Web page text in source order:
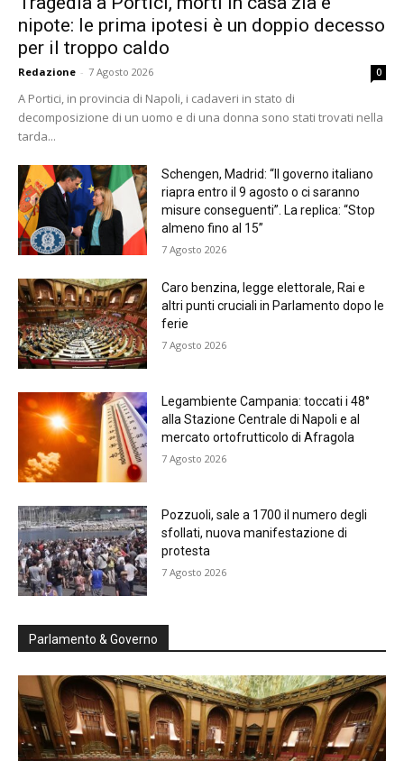
nipote: le prima ipotesi è un doppio decesso
per il troppo caldo
Redazione - 7 Agosto 2026 0
A Portici, in provincia di Napoli, i cadaveri in stato di
decomposizione di un uomo e di una donna sono stati trovati nella
tarda...
Schengen, Madrid: “Il governo italiano
riapra entro il 9 agosto o ci saranno
misure conseguenti”. La replica: “Stop
almeno fino al 15”
7 Agosto 2026
Caro benzina, legge elettorale, Rai e
altri punti cruciali in Parlamento dopo le
ferie
7 Agosto 2026
Legambiente Campania: toccati i 48°
alla Stazione Centrale di Napoli e al
mercato ortofrutticolo di Afragola
7 Agosto 2026
Pozzuoli, sale a 1700 il numero degli
sfollati, nuova manifestazione di
protesta
7 Agosto 2026
Parlamento & Governo